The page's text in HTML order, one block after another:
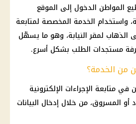
المواطن الدخول إلى الموقع
واستخدام الخدمة المخصصة لمتابعة
الذهاب لمقر النيابة، وهو ما يسهّل
مستجدات الطلب بشكل أسرع.
من الخدمة؟
متابعة الإجراءات الإلكترونية
أو المسروق، من خلال إدخال البيانات